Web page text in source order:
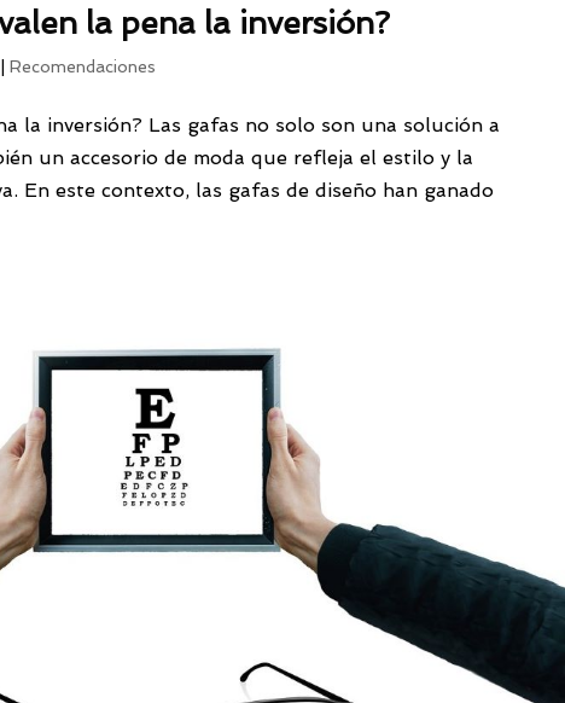
la pena la inversión?
Recomendaciones
la inversión? Las gafas no solo son una solución a
un accesorio de moda que refleja el estilo y la
En este contexto, las gafas de diseño han ganado